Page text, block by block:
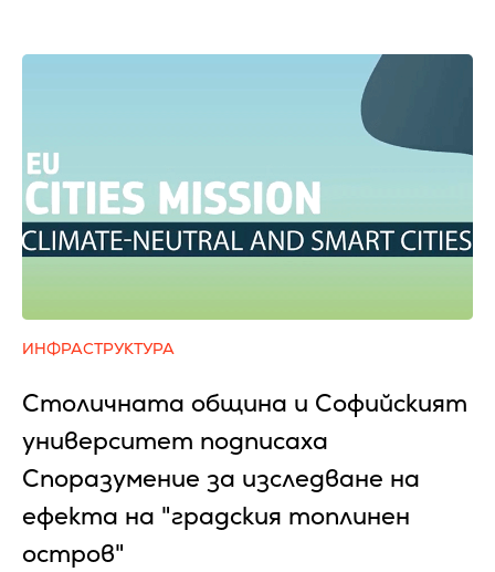
ИНФРАСТРУКТУРА
Столичната община и Софийският
университет подписаха
Споразумение за изследване на
ефекта на "градския топлинен
остров"